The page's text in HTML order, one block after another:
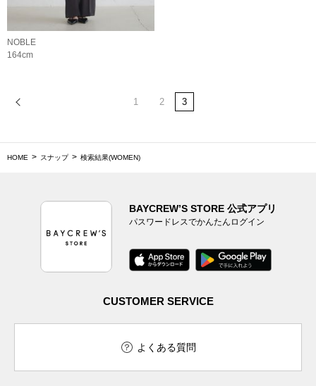
NOBLE
164cm
1 2 3
HOME スナップ 検索結果(WOMEN)
BAYCREW’S STORE 公式アプリ
パスワードレスでかんたんログイン
CUSTOMER SERVICE
よくある質問